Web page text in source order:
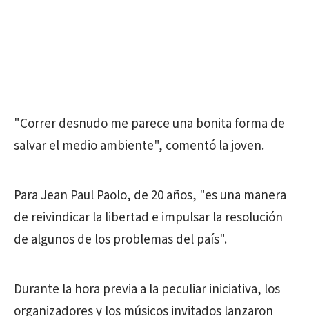
"Correr desnudo me parece una bonita forma de
salvar el medio ambiente", comentó la joven.
Para Jean Paul Paolo, de 20 años, "es una manera
de reivindicar la libertad e impulsar la resolución
de algunos de los problemas del país".
Durante la hora previa a la peculiar iniciativa, los
organizadores y los músicos invitados lanzaron